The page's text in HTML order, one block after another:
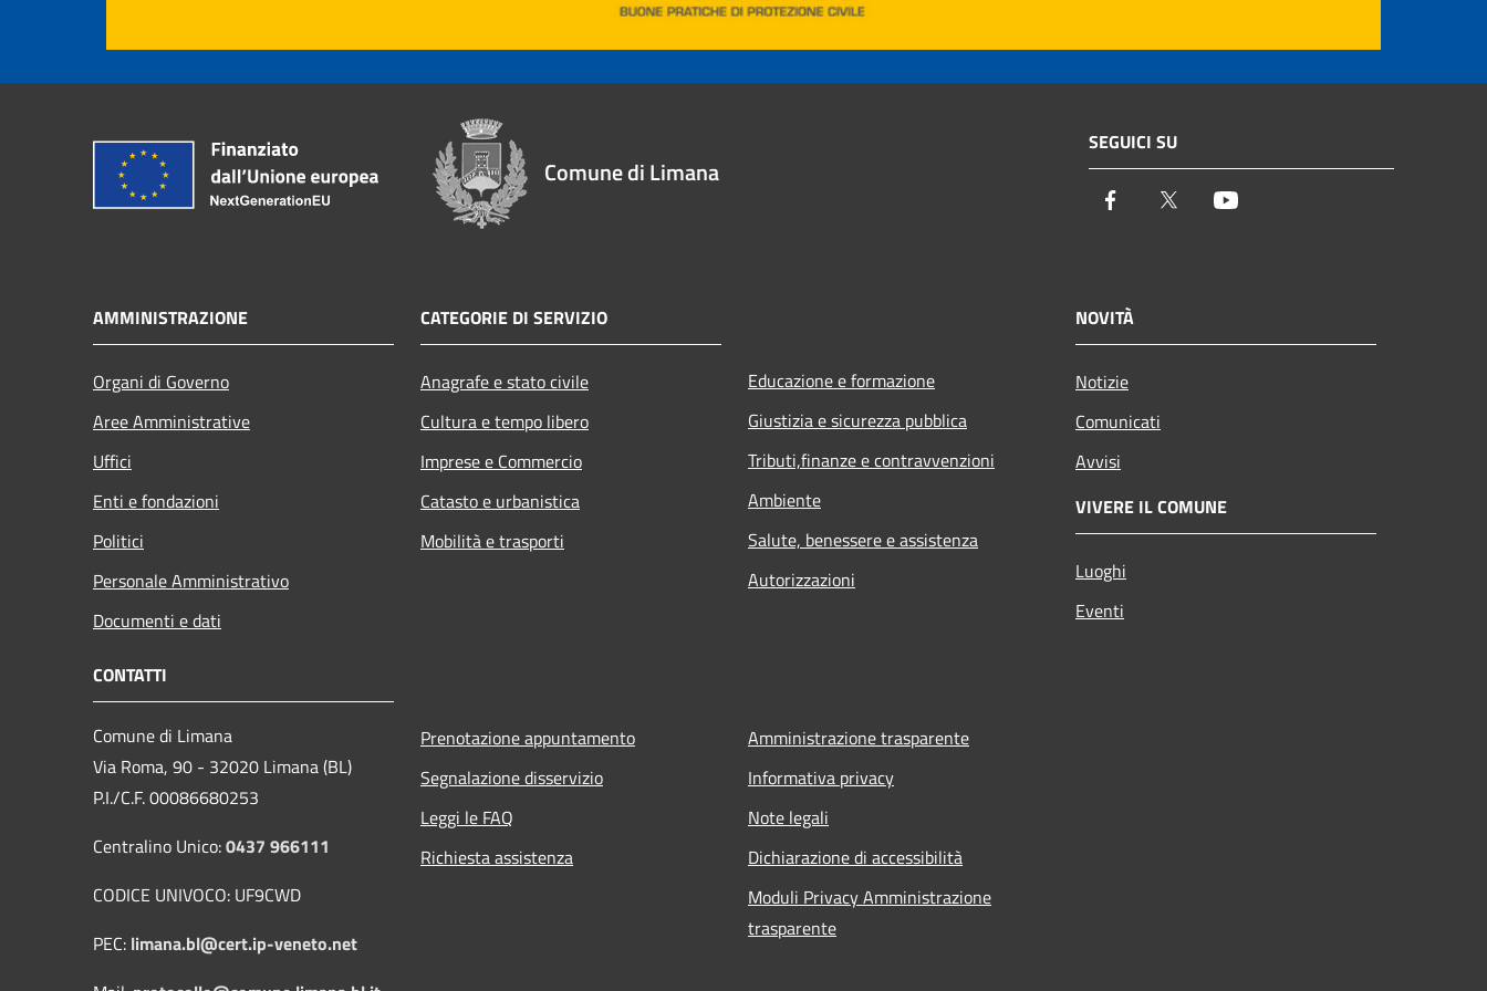
Comune di Limana
SEGUICI SU
Facebook Twitter
AMMINISTRAZIONE
Organi di Governo
Aree Amministrative
Uffici
Enti e fondazioni
Politici
Personale Amministrativo
Documenti e dati
CATEGORIE DI SERVIZIO
Anagrafe e stato civile
Cultura e tempo libero
Imprese e Commercio
Catasto e urbanistica
Mobilità e trasporti
Educazione e formazione
Giustizia e sicurezza pubblica
Tributi,finanze e contravvenzioni
Ambiente
Salute, benessere e assistenza
Autorizzazioni
NOVITÀ
Notizie
Comunicati
Avvisi
VIVERE IL COMUNE
Luoghi
Eventi
CONTATTI
Comune di Limana
Via Roma, 90 - 32020 Limana (BL)
P.I./C.F. 00086680253
Centralino Unico:0437 966111
CODICE UNIVOCO: UF9CWD
PEC: limana.bl@cert.ip-veneto.net
Prenotazione appuntamento
Segnalazione disservizio
Leggi le FAQ
Richiesta assistenza
Amministrazione trasparente
Informativa privacy
Note legali
Dichiarazione di accessibilità
Moduli Privacy Amministrazione
trasparente